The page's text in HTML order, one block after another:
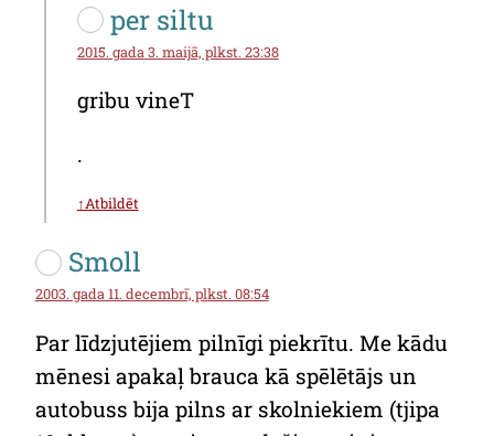
per siltu
2015. gada 3. maijā, plkst. 23:38
gribu vineT
.
↑Atbildēt
Smoll
2003. gada 11. decembrī, plkst. 08:54
Par līdzjutējiem pilnīgi piekrītu. Me kādu
mēnesi apakaļ brauca kā spēlētājs un
autobuss bija pilns ar skolniekiem (tjipa